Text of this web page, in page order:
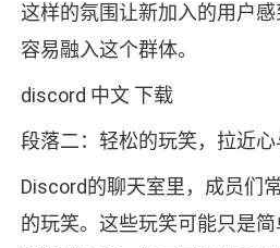
这样的氛围让新加入的用户
容易融入这个群体。
discord 中文 下载
段落二：轻松的玩笑，拉近
Discord的聊天室里，成员们
的玩笑。这些玩笑可能只是